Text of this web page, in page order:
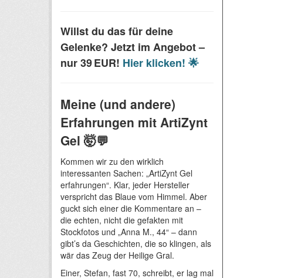
Willst du das für deine
Gelenke? Jetzt im Angebot –
nur 39 EUR! Hier klicken! 🌟
Meine (und andere)
Erfahrungen mit ArtiZynt
Gel 🤯💬
Kommen wir zu den wirklich
interessanten Sachen: „ArtiZynt Gel
erfahrungen“. Klar, jeder Hersteller
verspricht das Blaue vom Himmel. Aber
guckt sich einer die Kommentare an –
die echten, nicht die gefakten mit
Stockfotos und „Anna M., 44“ – dann
gibt’s da Geschichten, die so klingen, als
wär das Zeug der Heilige Gral.
Einer, Stefan, fast 70, schreibt, er lag mal